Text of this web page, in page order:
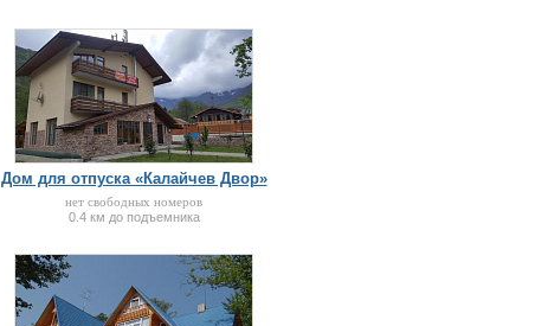
Дом для отпуска «Калайчев Двор»
нет свободных номеров
0.4 км до подъемника